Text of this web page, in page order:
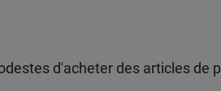
d'acheter des articles de